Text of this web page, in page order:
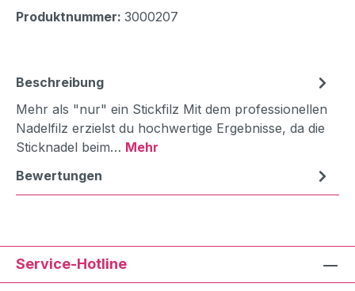
Produktnummer: 3000207
Beschreibung
Mehr als "nur" ein Stickfilz Mit dem professionellen
Nadelfilz erzielst du hochwertige Ergebnisse, da die
Sticknadel beim… Mehr
Bewertungen
Service-Hotline